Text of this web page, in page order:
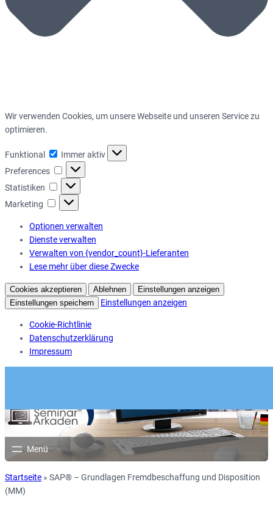
Wir verwenden Cookies, um unsere Webseite und unseren Service zu
optimieren.
Funktional Funktional
Immer aktiv
Preferences
Preferences
Statistiken Statistiken
Marketing Marketing
Optionen verwalten
Dienste verwalten
Verwalten von {vendor_count}-Lieferanten
Lese mehr über diese Zwecke
Cookies akzeptieren Ablehnen
Einstellungen anzeigen
Einstellungen speichern
Einstellungen anzeigen
Cookie-Richtlinie
Datenschutzerklärung
Impressum
Startseite » SAP® – Grundlagen Fremdbeschaffung und Disposition
(MM)